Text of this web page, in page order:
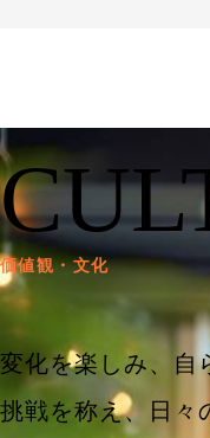
価値観・文化
変化を楽しみ、自
挑戦を称え、日々